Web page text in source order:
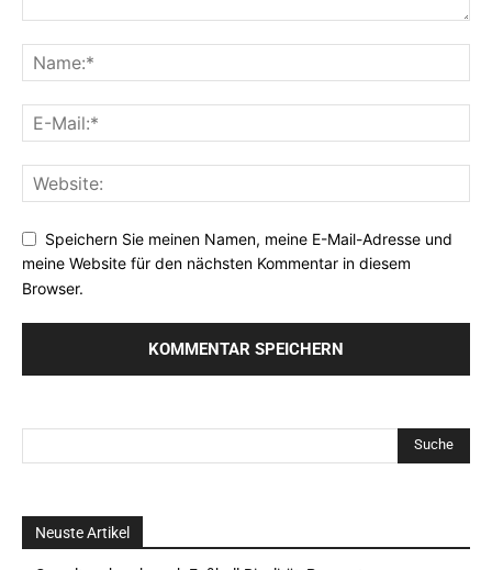
Speichern Sie meinen Namen, meine E-Mail-Adresse und
meine Website für den nächsten Kommentar in diesem
Browser.
Neuste Artikel